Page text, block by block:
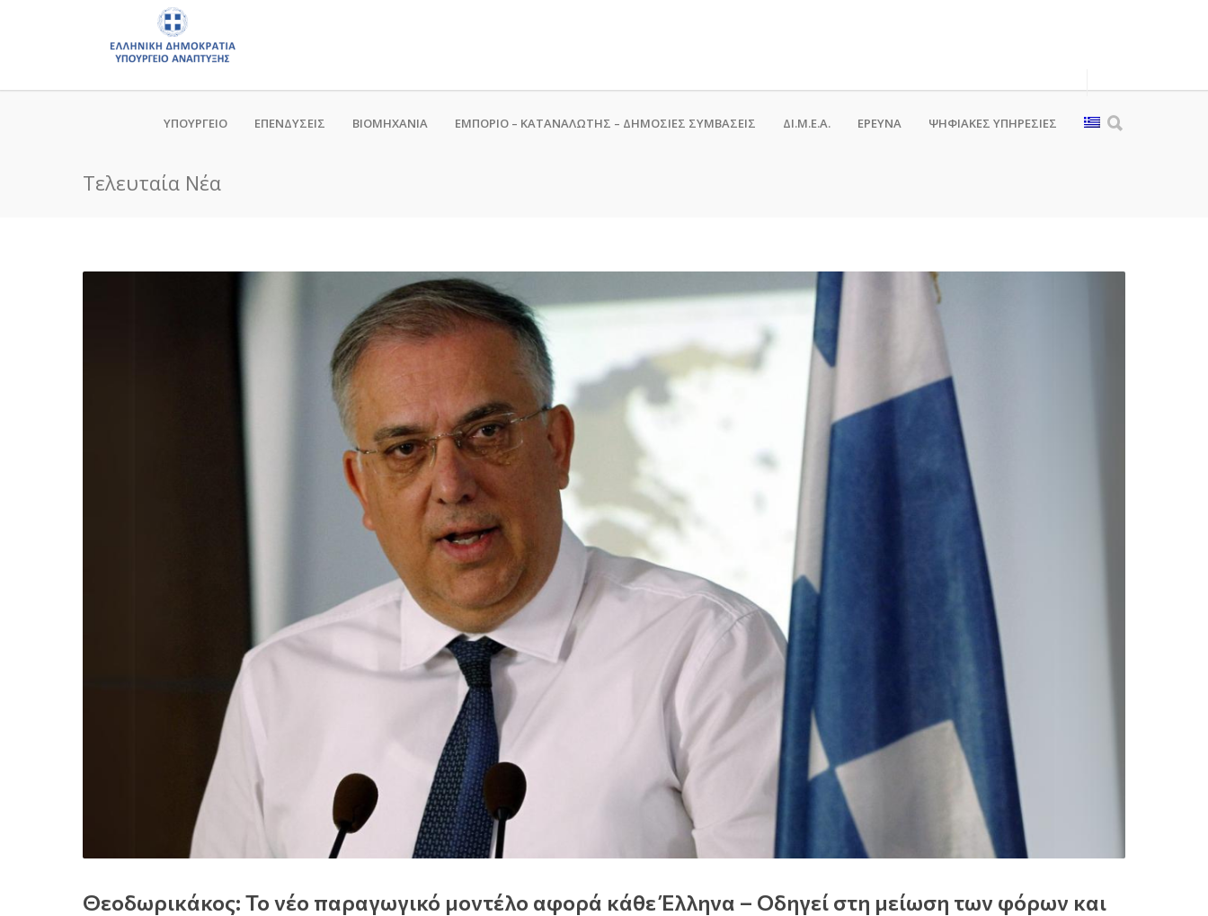
ΥΠΟΥΡΓΕΙΟ ΕΠΕΝΔΥΣΕΙΣ ΒΙΟΜΗΧΑΝΙΑ ΕΜΠΟΡΙΟ – ΚΑΤΑΝΑΛΩΤΗΣ – ΔΗΜΟΣΙΕΣ ΣΥΜΒΑΣΕΙΣ ΔΙ.Μ.Ε.Α. ΕΡΕΥΝΑ ΨΗΦΙΑΚΈΣ ΥΠΗΡΕΣΊΕΣ
Τελευταία Νέα
Θεοδωρικάκος: Το νέο παραγωγικό μοντέλο αφορά κάθε Έλληνα – Οδηγεί στη μείωση των φόρων και